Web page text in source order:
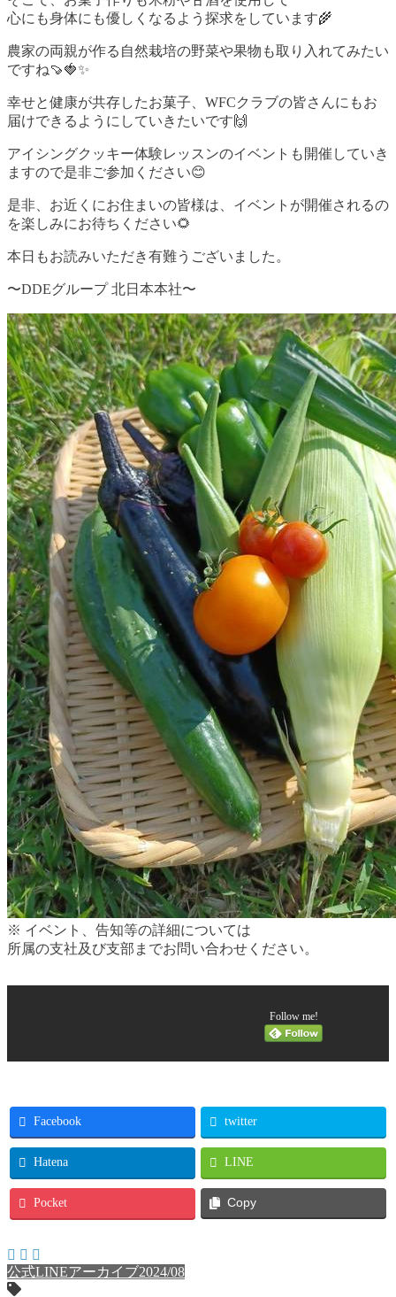
心にも身体にも優しくなるよう探求をしています🌾
農家の両親が作る自然栽培の野菜や果物も取り入れてみたい
ですね🍠🍓✨
幸せと健康が共存したお菓子、WFCクラブの皆さんにもお
届けできるようにしていきたいです🙌
アイシングクッキー体験レッスンのイベントも開催していき
ますので是非ご参加ください😊
是非、お近くにお住まいの皆様は、イベントが開催されるの
を楽しみにお待ちください🌻
本日もお読みいただき有難うございました。
〜DDEグループ 北日本本社〜
※ イベント、告知等の詳細については
所属の支社及び支部までお問い合わせください。
Follow me!
Facebook twitter
Hatena LINE
Pocket Copy
公式LINEアーカイブ2024/08